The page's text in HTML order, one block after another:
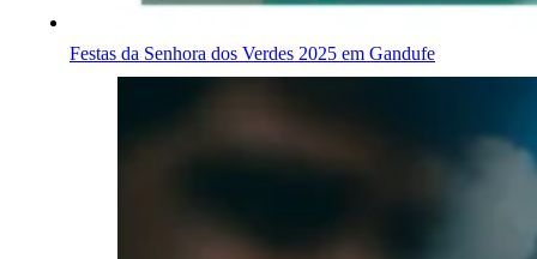
Festas da Senhora dos Verdes 2025 em Gandufe